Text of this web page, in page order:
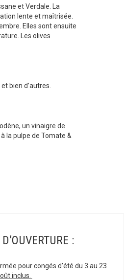
et Verdale. La
lente et maîtrisée.
Elles sont ensuite
Les olives
bien d’autres.
un vinaigre de
la pulpe de Tomate &
:
pour congés d'été du 3 au 23
inclus.